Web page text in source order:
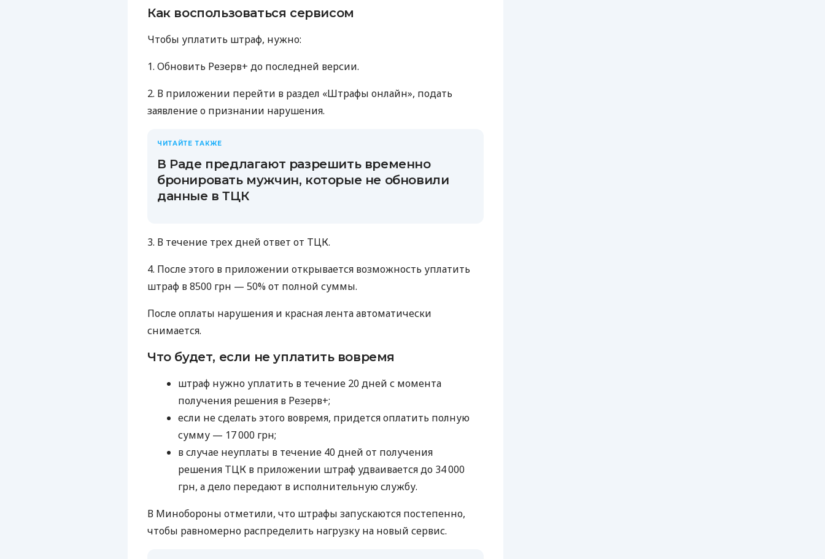
Как воспользоваться сервисом
Чтобы уплатить штраф, нужно:
1. Обновить Резерв+ до последней версии.
2. В приложении перейти в раздел «Штрафы онлайн», подать
заявление о признании нарушения.
ЧИТАЙТЕ ТАКЖЕ
В Раде предлагают разрешить временно
бронировать мужчин, которые не обновили
данные в ТЦК
3. В течение трех дней ответ от ТЦК.
4. После этого в приложении открывается возможность уплатить
штраф в 8500 грн — 50% от полной суммы.
После оплаты нарушения и красная лента автоматически
снимается.
Что будет, если не уплатить вовремя
штраф нужно уплатить в течение 20 дней с момента
получения решения в Резерв+;
если не сделать этого вовремя, придется оплатить полную
сумму — 17 000 грн;
в случае неуплаты в течение 40 дней от получения
решения ТЦК в приложении штраф удваивается до 34 000
грн, а дело передают в исполнительную службу.
В Минобороны отметили, что штрафы запускаются постепенно,
чтобы равномерно распределить нагрузку на новый сервис.